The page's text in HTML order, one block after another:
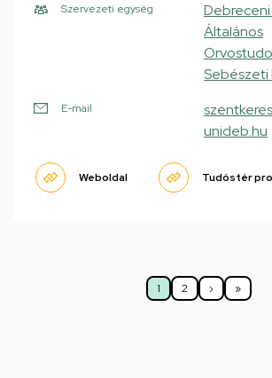
Szervezeti egység
Általános
E-mail
unideb.hu
Weboldal Tudóstér
Jelenlegi
1
Oldal
2
Következő
›
Utolsó
»